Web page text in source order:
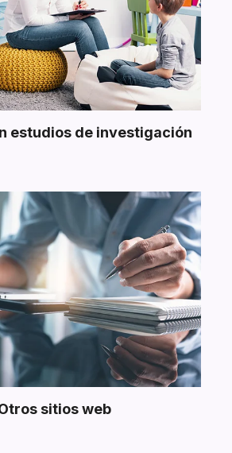
estudios de investigación
sitios web